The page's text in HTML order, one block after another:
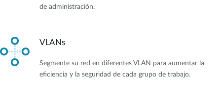
de administración.
VLANs
Segmente su red en diferentes VLAN para aumentar la
eficiencia y la seguridad de cada grupo de trabajo.